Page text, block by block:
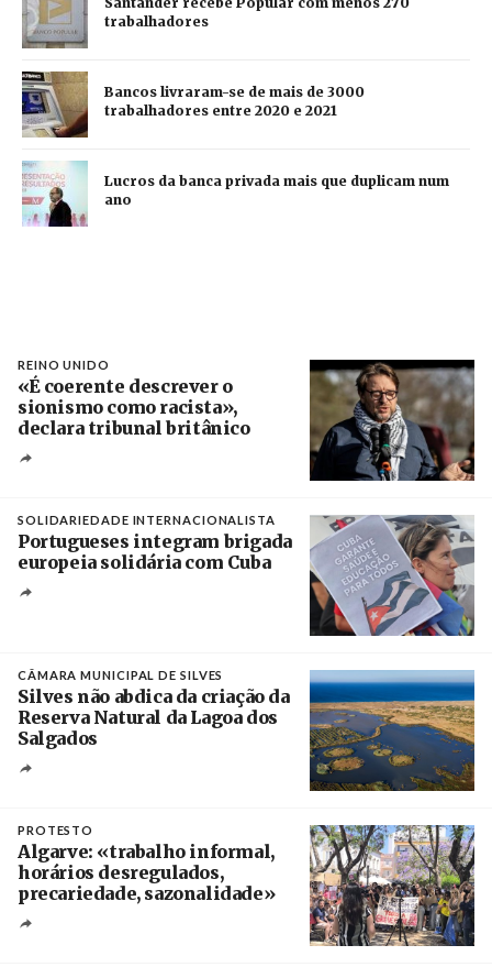
trabalhadores
Bancos livraram-se de mais de 3000
trabalhadores entre 2020 e 2021
Lucros da banca privada mais que duplicam num
ano
REINO UNIDO
«É coerente descrever o
sionismo como racista»,
declara tribunal britânico
SOLIDARIEDADE INTERNACIONALISTA
Portugueses integram brigada
europeia solidária com Cuba
CÂMARA MUNICIPAL DE SILVES
Silves não abdica da criação da
Reserva Natural da Lagoa dos
Salgados
PROTESTO
Algarve: «trabalho informal,
horários desregulados,
precariedade, sazonalidade»